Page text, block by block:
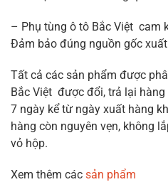
– Phụ tùng ô tô Bắc Việt cam
Đảm bảo đúng nguồn gốc
Tất cả các sản phẩm được
Bắc Việt được đổi, trả lại
7 ngày kể từ ngày xuất hàng
hàng còn nguyên vẹn, không
vỏ hộp.
Xem thêm các sản phẩm